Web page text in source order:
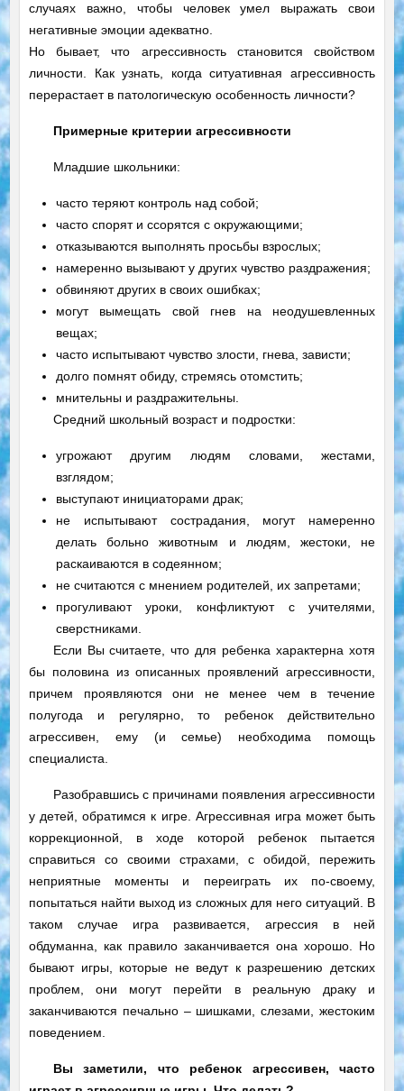
случаях важно, чтобы человек умел выражать свои
негативные эмоции адекватно.
Но бывает, что агрессивность становится свойством
личности. Как узнать, когда ситуативная агрессивность
перерастает в патологическую особенность личности?
Примерные критерии агрессивности
Младшие школьники:
часто теряют контроль над собой;
часто спорят и ссорятся с окружающими;
отказываются выполнять просьбы взрослых;
намеренно вызывают у других чувство раздражения;
обвиняют других в своих ошибках;
могут вымещать свой гнев на неодушевленных
вещах;
часто испытывают чувство злости, гнева, зависти;
долго помнят обиду, стремясь отомстить;
мнительны и раздражительны.
Средний школьный возраст и подростки:
угрожают другим людям словами, жестами,
взглядом;
выступают инициаторами драк;
не испытывают сострадания, могут намеренно
делать больно животным и людям, жестоки, не
раскаиваются в содеянном;
не считаются с мнением родителей, их запретами;
прогуливают уроки, конфликтуют с учителями,
сверстниками.
Если Вы считаете, что для ребенка характерна хотя
бы половина из описанных проявлений агрессивности,
причем проявляются они не менее чем в течение
полугода и регулярно, то ребенок действительно
агрессивен, ему (и семье) необходима помощь
специалиста.
Разобравшись с причинами появления агрессивности
у детей, обратимся к игре. Агрессивная игра может быть
коррекционной, в ходе которой ребенок пытается
справиться со своими страхами, с обидой, пережить
неприятные моменты и переиграть их по-своему,
попытаться найти выход из сложных для него ситуаций. В
таком случае игра развивается, агрессия в ней
обдуманна, как правило заканчивается она хорошо. Но
бывают игры, которые не ведут к разрешению детских
проблем, они могут перейти в реальную драку и
заканчиваются печально – шишками, слезами, жестоким
поведением.
Вы заметили, что ребенок агрессивен, часто